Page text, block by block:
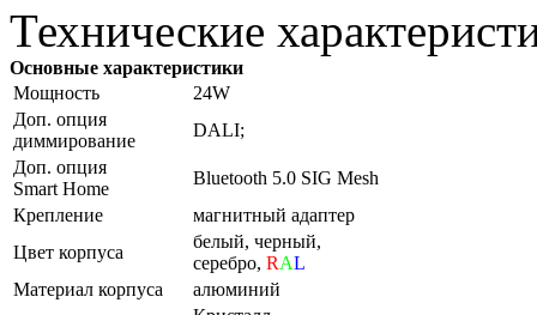
Технические
Основные характеристики
Мощность
24W
Доп. опция
диммирование
DALI;
Доп. опция
Smart Home
Bluetooth 5.0 SIG Mesh
Крепление
магнитный адаптер
Цвет корпуса
белый, черный,
серебро, RAL
Материал корпуса
алюминий